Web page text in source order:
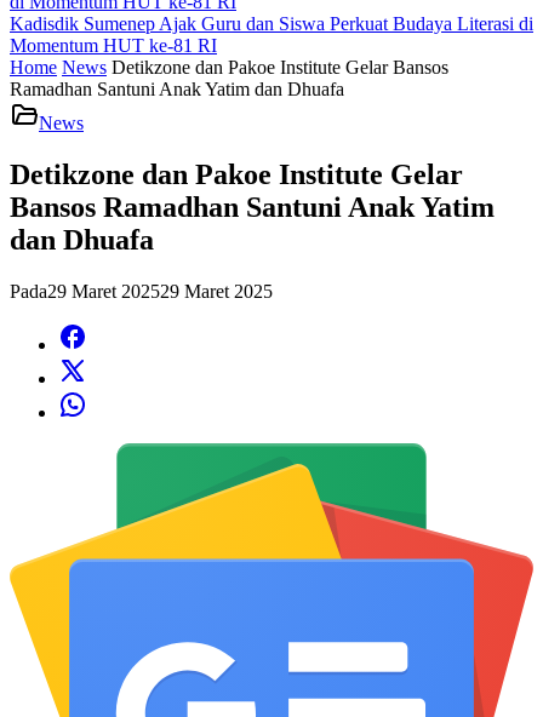
Kadisdik Sumenep Ajak Guru dan Siswa Perkuat Budaya Literasi di
Momentum HUT ke-81 RI
Home News Detikzone dan Pakoe Institute Gelar Bansos
Ramadhan Santuni Anak Yatim dan Dhuafa
News
Detikzone dan Pakoe Institute Gelar
Bansos Ramadhan Santuni Anak Yatim
dan Dhuafa
Pada29 Maret 202529 Maret 2025